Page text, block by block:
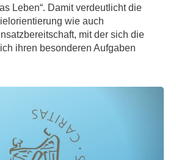
Leben“. Damit verdeutlicht die
wie auch
mit der sich die
ihren besonderen Aufgaben